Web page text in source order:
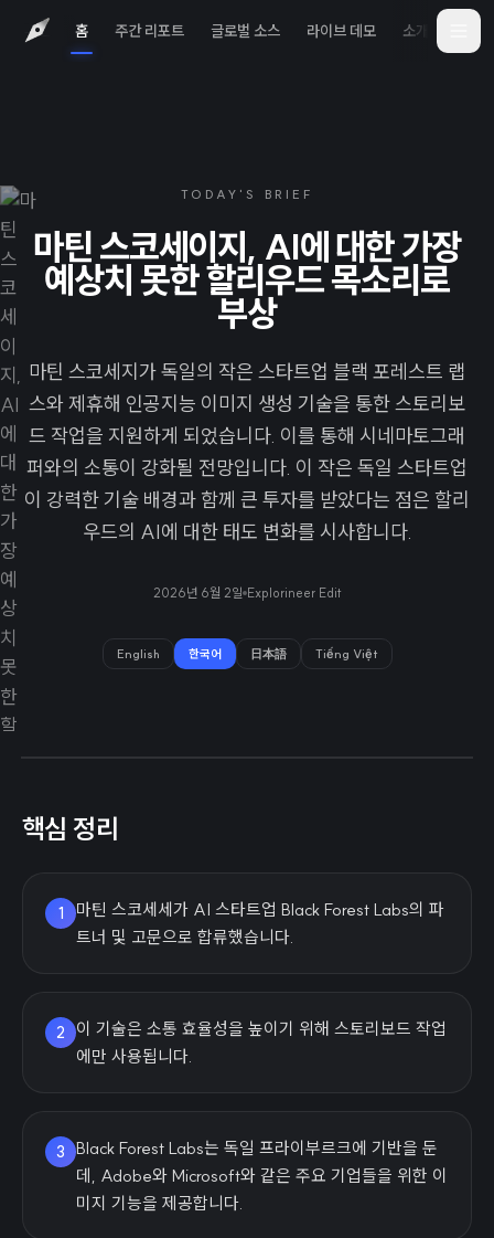
홈 주간 리포트 글로벌 소스 라이브 데모 소개
TODAY'S BRIEF
마틴 스코세이지, AI에 대한 가장
예상치 못한 할리우드 목소리로
부상
마틴 스코세지가 독일의 작은 스타트업 블랙 포레스트 랩
스와 제휴해 인공지능 이미지 생성 기술을 통한 스토리보
드 작업을 지원하게 되었습니다. 이를 통해 시네마토그래
퍼와의 소통이 강화될 전망입니다. 이 작은 독일 스타트업
이 강력한 기술 배경과 함께 큰 투자를 받았다는 점은 할리
우드의 AI에 대한 태도 변화를 시사합니다.
2026년 6월 2일 Explorineer Edit
English 한국어 日本語 Tiếng Việt
핵심 정리
1
마틴 스코세세가 AI 스타트업 Black Forest Labs의 파
트너 및 고문으로 합류했습니다.
2
이 기술은 소통 효율성을 높이기 위해 스토리보드 작업
에만 사용됩니다.
3
Black Forest Labs는 독일 프라이부르크에 기반을 둔
데, Adobe와 Microsoft와 같은 주요 기업들을 위한 이
미지 기능을 제공합니다.